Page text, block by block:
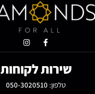
שירות לקוחות
טלפון: 050-3020510